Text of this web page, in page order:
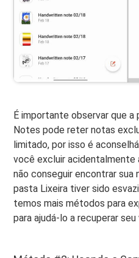
É importante observar que a
Notes pode reter notas
limitado, por isso é
você excluir acidentalmente
não conseguir encontrar sua
pasta Lixeira tiver sido
temos mais métodos para
para ajudá-lo a recuperar